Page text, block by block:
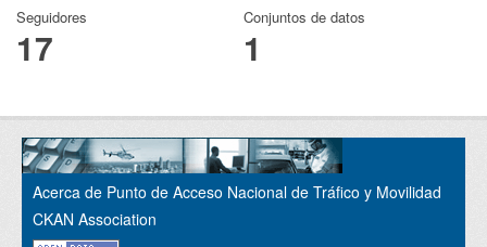
Seguidores
17
Conjuntos de datos
1
Acerca de Punto de Acceso Nacional de Tráfico y Movilidad
CKAN Association